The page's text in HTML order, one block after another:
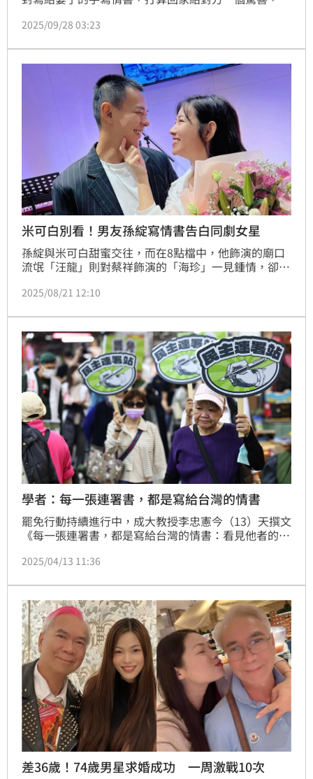
2025/09/28 03:23
米可白別看！男友孫綻寫情書告白同劇女星
孫綻與米可白甜蜜交往，而在8點檔中，他飾演的廟口
流氓「汪龍」則對蔡祥飾演的「海珍」一見鍾情，卻愛
2025/08/21 12:10
學者：每一張連署書，都是寫給台灣的情書
罷免行動持續進行中，成大教授李忠憲今（13）天撰文
《每一張連署書，都是寫給台灣的情書：看見他者的愛
更是一場全體公民對於「我們想要怎樣的台灣」的深刻
2025/04/13 11:36
差36歲！74歲男星求婚成功 一周激戰10次